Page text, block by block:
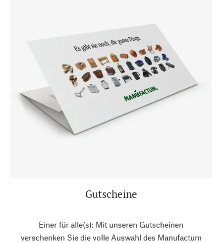
Gutscheine
Einer für alle(s): Mit unseren Gutscheinen
verschenken Sie die volle Auswahl des Manufactum